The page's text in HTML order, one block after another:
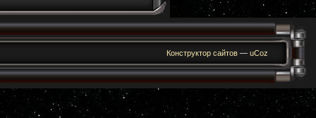
Конструктор сайтов — uCoz